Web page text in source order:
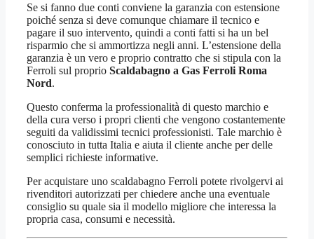
Se si fanno due conti conviene la garanzia con estensione
poiché senza si deve comunque chiamare il tecnico e
pagare il suo intervento, quindi a conti fatti si ha un bel
risparmio che si ammortizza negli anni. L’estensione della
garanzia è un vero e proprio contratto che si stipula con la
Ferroli sul proprio Scaldabagno a Gas Ferroli Roma
Nord.
Questo conferma la professionalità di questo marchio e
della cura verso i propri clienti che vengono costantemente
seguiti da validissimi tecnici professionisti. Tale marchio è
conosciuto in tutta Italia e aiuta il cliente anche per delle
semplici richieste informative.
Per acquistare uno scaldabagno Ferroli potete rivolgervi ai
rivenditori autorizzati per chiedere anche una eventuale
consiglio su quale sia il modello migliore che interessa la
propria casa, consumi e necessità.